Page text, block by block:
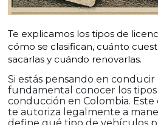
Te explicamos los tipos de
cómo se clasifican, cuánto
sacarlas y cuándo renovarlas.
Si estás pensando en
fundamental conocer los tipos
conducción en Colombia.
te autoriza legalmente a
define qué tipo de vehículos